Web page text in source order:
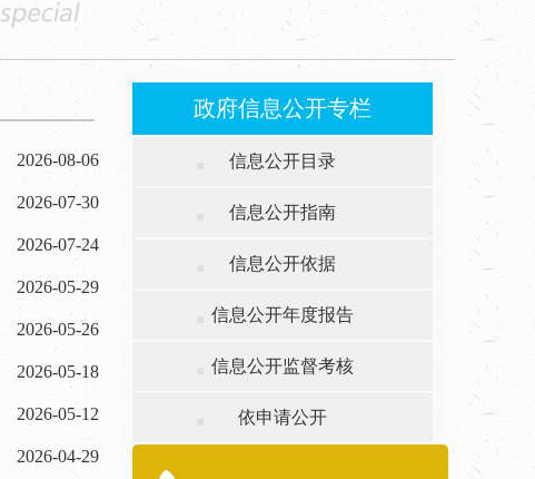
2026-08-06
2026-07-30
2026-07-24
2026-05-29
2026-05-26
2026-05-18
2026-05-12
2026-04-29
政府信息公开专栏
信息公开目录
信息公开指南
信息公开依据
信息公开年度报告
信息公开监督考核
依申请公开